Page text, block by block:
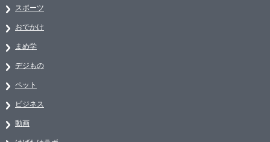
スポーツ
おでかけ
まめ学
デジもの
ペット
ビジネス
動画